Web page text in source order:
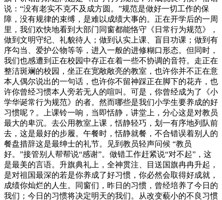
说：“没有老实不克不及成方圆。”规范是做好一切工作的保
障，没有规律的束缚，是难以成绩大事的。正在开学后的一周
里，我们欢快地看到大部门同窗都能恪守《日常行为规范》，
做到文明守纪、礼貌待人；做到认实上课、盲目功课；做到有
序勾当、爱护公物等等，进入一般的进修糊口形态。但同时，
我们也感遭到正在校园中存正在着一些不协调的音符。走正在
整洁斑斓的校园，坐正在宽敞敞亮的教室，也许你并不正在意
本人偶尔说出的一句话，也许你不留神踩正在脚下的花卉，也
许你曾经习惯本人旁若无人的喧叫。可是，你曾经成为了《小
学华诞常行为规范》的者。然而哪些是我们小学生要养成的好
习惯呢？。上课铃一响，当即恬静，讲堂上，分心这是对教员
最大的卑沉。去公用教室上课，恬静轻巧，划一有序地列队前
去，这是最好的步履。午餐时，恬静就餐，不合错误着别人的
餐盘措辞这是最绅士的礼节。见到教员轻声问候 “教员
好。”接管别人帮帮说“感谢”。做错工作赶紧说“对不起”，这
是最美的言语。升旗典礼上，全神贯注、目送国旗冉冉升起，
是对祖国最深的若是你养成了好习惯，你必然会取得好成就，
成绩你灿烂的人生。同窗们，昨日的习惯，曾经培养了今日的
我们；今日的习惯将决定明天的我们。从改变藐小的不良习惯